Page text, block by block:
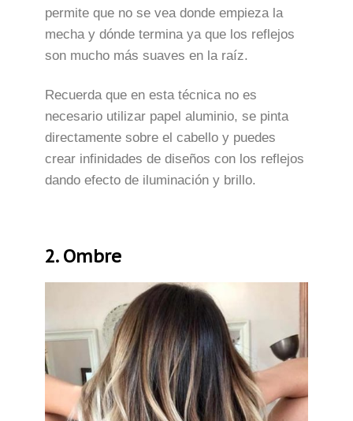
permite que no se vea donde empieza la
mecha y dónde termina ya que los reflejos
son mucho más suaves en la raíz.
Recuerda que en esta técnica no es
necesario utilizar papel aluminio, se pinta
directamente sobre el cabello y puedes
crear infinidades de diseños con los reflejos
dando efecto de iluminación y brillo.
2. Ombre